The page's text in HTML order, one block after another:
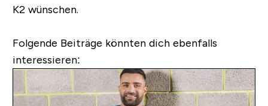
K2 wünschen.
Folgende Beiträge könnten dich ebenfalls
interessieren: